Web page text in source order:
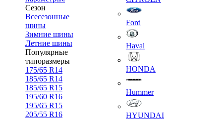
Сезон
Всесезонные
шины
Зимние шины
Летние шины
Популярные
типоразмеры
175/65 R14
185/65 R14
185/65 R15
195/60 R16
195/65 R15
205/55 R16
Ford
Haval
HONDA
Hummer
HYUNDAI